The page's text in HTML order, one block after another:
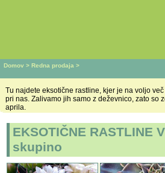
Domov > Redna prodaja >
Tu najdete eksotične rastline, kjer je na voljo
pri nas. Zalivamo jih samo z deževnico, zato so
aprila.
EKSOTIČNE RASTLINE
skupino